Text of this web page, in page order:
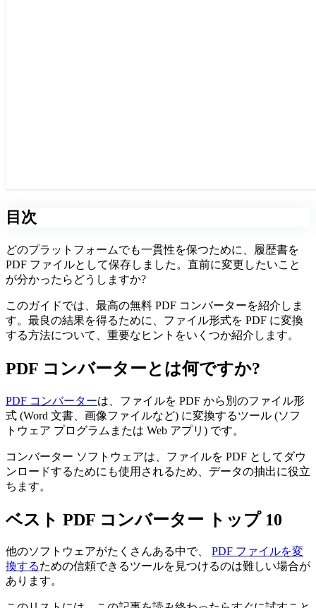
目次
どのプラットフォームでも一貫性を保つために、履歴書を
PDF ファイルとして保存しました。直前に変更したいこと
が分かったらどうしますか?
このガイドでは、最高の無料 PDF コンバーターを紹介しま
す。最良の結果を得るために、ファイル形式を PDF に変換
する方法について、重要なヒントをいくつか紹介します。
PDF コンバーターとは何ですか?
PDF コンバーターは、ファイルを PDF から別のファイル形
式 (Word 文書、画像ファイルなど) に変換するツール (ソフ
トウェア プログラムまたは Web アプリ) です。
コンバーター ソフトウェアは、ファイルを PDF としてダウ
ンロードするためにも使用されるため、データの抽出に役立
ちます。
ベスト PDF コンバーター トップ 10
他のソフトウェアがたくさんある中で、 PDF ファイルを変
換するための信頼できるツールを見つけるのは難しい場合が
あります。